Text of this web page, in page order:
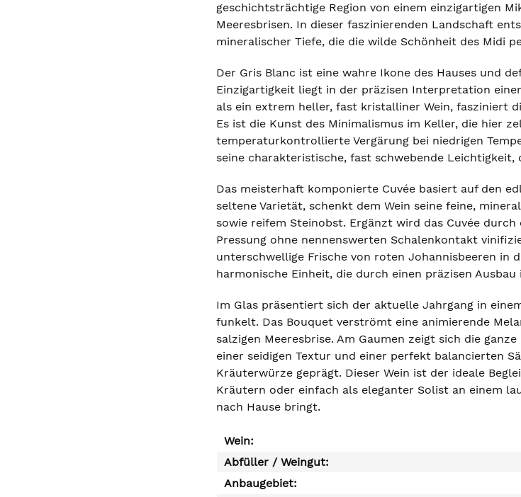
geschichtsträchtige Region von einem einzigartigen
Meeresbrisen. In dieser faszinierenden Landschaft
mineralischer Tiefe, die die wilde Schönheit des Midi
Der Gris Blanc ist eine wahre Ikone des Hauses und
Einzigartigkeit liegt in der präzisen Interpretation
als ein extrem heller, fast kristalliner Wein, fasziniert
Es ist die Kunst des Minimalismus im Keller, die hier
temperaturkontrollierte Vergärung bei niedrigen
seine charakteristische, fast schwebende Leichtigkeit,
Das meisterhaft komponierte Cuvée basiert auf den
seltene Varietät, schenkt dem Wein seine feine,
sowie reifem Steinobst. Ergänzt wird das Cuvée
Pressung ohne nennenswerten Schalenkontakt
unterschwellige Frische von roten Johannisbeeren in
harmonische Einheit, die durch einen präzisen
Im Glas präsentiert sich der aktuelle Jahrgang in
funkelt. Das Bouquet verströmt eine animierende
salzigen Meeresbrise. Am Gaumen zeigt sich die
einer seidigen Textur und einer perfekt balancierten
Kräuterwürze geprägt. Dieser Wein ist der ideale
Kräutern oder einfach als eleganter Solist an einem
nach Hause bringt.
Wein:
Abfüller / Weingut:
Anbaugebiet: